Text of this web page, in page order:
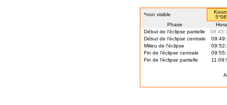
*non visible
Phase
Début de l'éclipse partielle
Début de l'éclipse centrale
Milieu de l'éclipse
Fin de l'éclipse centrale
Fin de l'éclipse partielle